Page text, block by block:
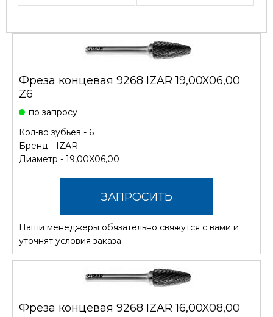
Фреза концевая 9268 IZAR 19,00X06,00
Z6
по запросу
Кол-во зубьев - 6
Бренд - IZAR
Диаметр - 19,00X06,00
ЗАПРОСИТЬ
СТОИМОСТЬ
Наши менеджеры обязательно свяжутся с вами и
уточнят условия заказа
Фреза концевая 9268 IZAR 16,00X08,00